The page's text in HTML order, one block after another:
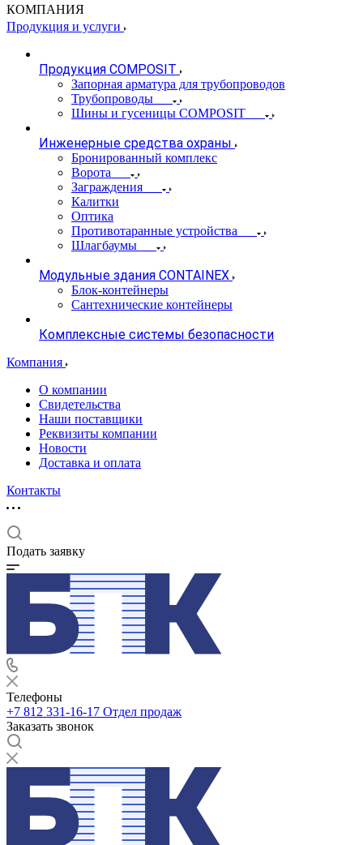
КОМПАНИЯ
Продукция и услуги
Продукция COMPOSIT
Запорная арматура для трубопроводов
Трубопроводы
Шины и гусеницы COMPOSIT
Инженерные средства охраны
Бронированный комплекс
Ворота
Заграждения
Калитки
Оптика
Противотаранные устройства
Шлагбаумы
Модульные здания CONTAINEX
Блок-контейнеры
Сантехнические контейнеры
Комплексные системы безопасности
Компания
О компании
Свидетельства
Наши поставщики
Реквизиты компании
Новости
Доставка и оплата
Контакты
Подать заявку
Телефоны
+7 812 331-16-17 Отдел продаж
Заказать звонок